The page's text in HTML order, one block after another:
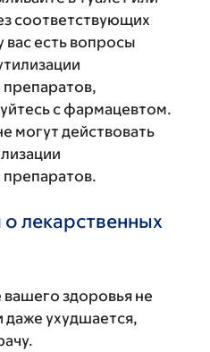
соответствующих
вас есть вопросы
с фармацевтом.
могут действовать
лекарственных
вашего здоровья не
даже ухудшается,